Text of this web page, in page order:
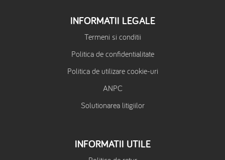
INFORMATII LEGALE
Termeni si conditii
Politica de confidentialitate
Politica de utilizare cookie-uri
ANPC
Solutionarea litigiilor
INFORMATII UTILE